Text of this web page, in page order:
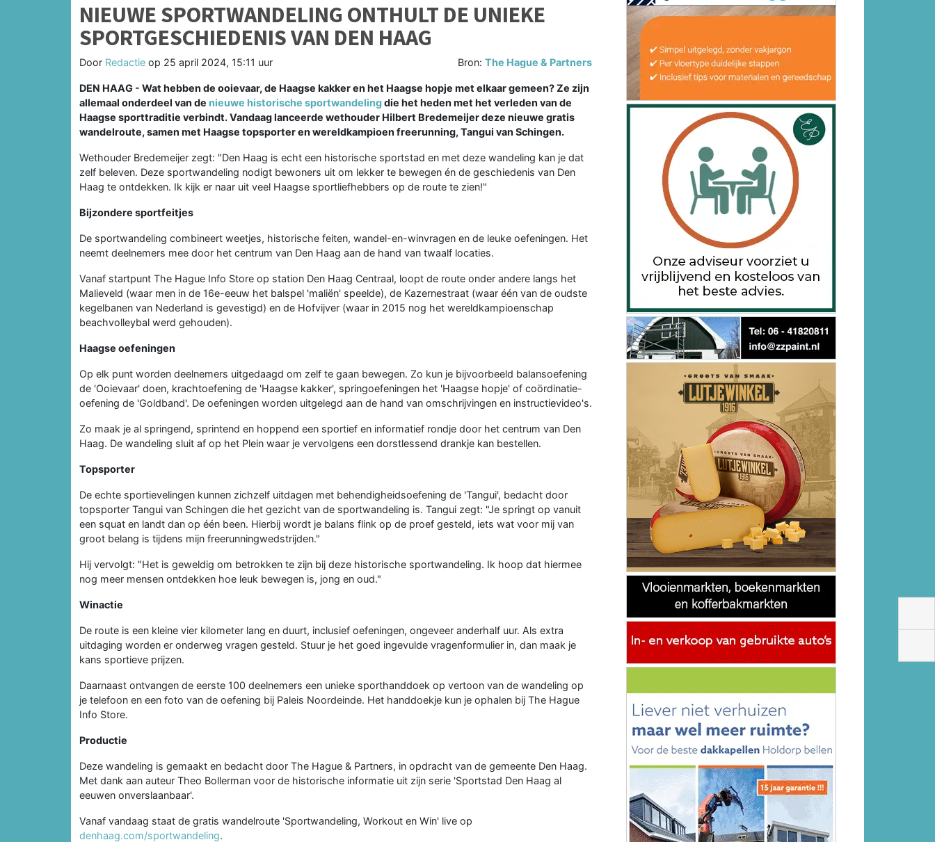
NIEUWE SPORTWANDELING ONTHULT DE UNIEKE
SPORTGESCHIEDENIS VAN DEN HAAG
Door Redactie op 25 april 2024, 15:11 uur Bron:The Hague & Partners
DEN HAAG - Wat hebben de ooievaar, de Haagse kakker en het Haagse hopje met elkaar gemeen? Ze zijn
allemaal onderdeel van de nieuwe historische sportwandelingdie het heden met het verleden van de
Haagse sporttraditie verbindt. Vandaag lanceerde wethouder Hilbert Bredemeijer deze nieuwe gratis
wandelroute, samen met Haagse topsporter en wereldkampioen freerunning, Tangui van Schingen.
Wethouder Bredemeijer zegt: "Den Haag is echt een historische sportstad en met deze wandeling kan je dat
zelf beleven. Deze sportwandeling nodigt bewoners uit om lekker te bewegen én de geschiedenis van Den
Haag te ontdekken. Ik kijk er naar uit veel Haagse sportliefhebbers op de route te zien!"
Bijzondere sportfeitjes
De sportwandeling combineert weetjes, historische feiten, wandel-en-winvragen en de leuke oefeningen. Het
neemt deelnemers mee door het centrum van Den Haag aan de hand van twaalf locaties.
Vanaf startpunt The Hague Info Store op station Den Haag Centraal, loopt de route onder andere langs het
Malieveld (waar men in de 16e-eeuw het balspel 'maliën' speelde), de Kazernestraat (waar één van de oudste
kegelbanen van Nederland is gevestigd) en de Hofvijver (waar in 2015 nog het wereldkampioenschap
beachvolleybal werd gehouden).
Haagse oefeningen
Op elk punt worden deelnemers uitgedaagd om zelf te gaan bewegen. Zo kun je bijvoorbeeld balansoefening
de 'Ooievaar' doen, krachtoefening de 'Haagse kakker', springoefeningen het 'Haagse hopje' of coördinatie-
oefening de 'Goldband'. De oefeningen worden uitgelegd aan de hand van omschrijvingen en instructievideo's.
Zo maak je al springend, sprintend en hoppend een sportief en informatief rondje door het centrum van Den
Haag. De wandeling sluit af op het Plein waar je vervolgens een dorstlessend drankje kan bestellen.
Topsporter
De echte sportievelingen kunnen zichzelf uitdagen met behendigheidsoefening de 'Tangui', bedacht door
topsporter Tangui van Schingen die het gezicht van de sportwandeling is. Tangui zegt: "Je springt op vanuit
een squat en landt dan op één been. Hierbij wordt je balans flink op de proef gesteld, iets wat voor mij van
groot belang is tijdens mijn freerunningwedstrijden."
Hij vervolgt: "Het is geweldig om betrokken te zijn bij deze historische sportwandeling. Ik hoop dat hiermee
nog meer mensen ontdekken hoe leuk bewegen is, jong en oud."
Winactie
De route is een kleine vier kilometer lang en duurt, inclusief oefeningen, ongeveer anderhalf uur. Als extra
uitdaging worden er onderweg vragen gesteld. Stuur je het goed ingevulde vragenformulier in, dan maak je
kans sportieve prijzen.
Daarnaast ontvangen de eerste 100 deelnemers een unieke sporthanddoek op vertoon van de wandeling op
je telefoon en een foto van de oefening bij Paleis Noordeinde. Het handdoekje kun je ophalen bij The Hague
Info Store.
Productie
Deze wandeling is gemaakt en bedacht door The Hague & Partners, in opdracht van de gemeente Den Haag.
Met dank aan auteur Theo Bollerman voor de historische informatie uit zijn serie 'Sportstad Den Haag al
eeuwen onverslaanbaar'.
Vanaf vandaag staat de gratis wandelroute 'Sportwandeling, Workout en Win' live op
denhaag.com/sportwandeling.